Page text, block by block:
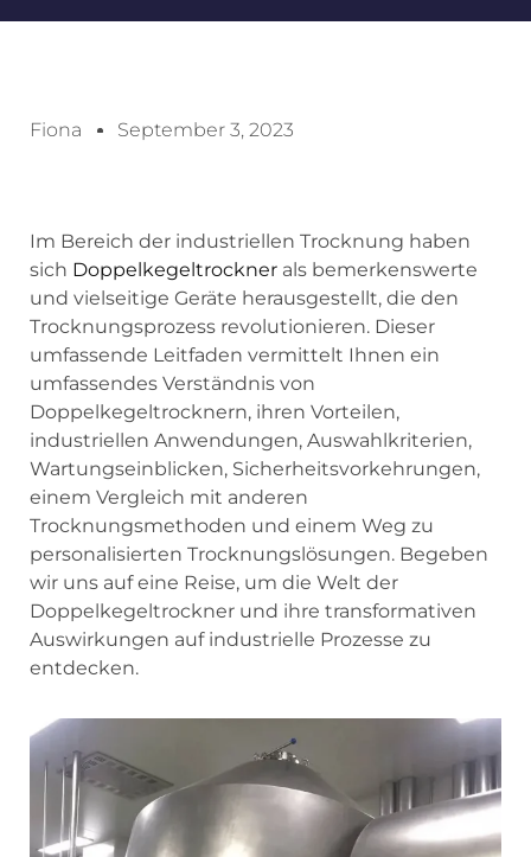
Fiona September 3, 2023
Im Bereich der industriellen Trocknung haben
sich Doppelkegeltrockner als bemerkenswerte
und vielseitige Geräte herausgestellt, die den
Trocknungsprozess revolutionieren. Dieser
umfassende Leitfaden vermittelt Ihnen ein
umfassendes Verständnis von
Doppelkegeltrocknern, ihren Vorteilen,
industriellen Anwendungen, Auswahlkriterien,
Wartungseinblicken, Sicherheitsvorkehrungen,
einem Vergleich mit anderen
Trocknungsmethoden und einem Weg zu
personalisierten Trocknungslösungen. Begeben
wir uns auf eine Reise, um die Welt der
Doppelkegeltrockner und ihre transformativen
Auswirkungen auf industrielle Prozesse zu
entdecken.